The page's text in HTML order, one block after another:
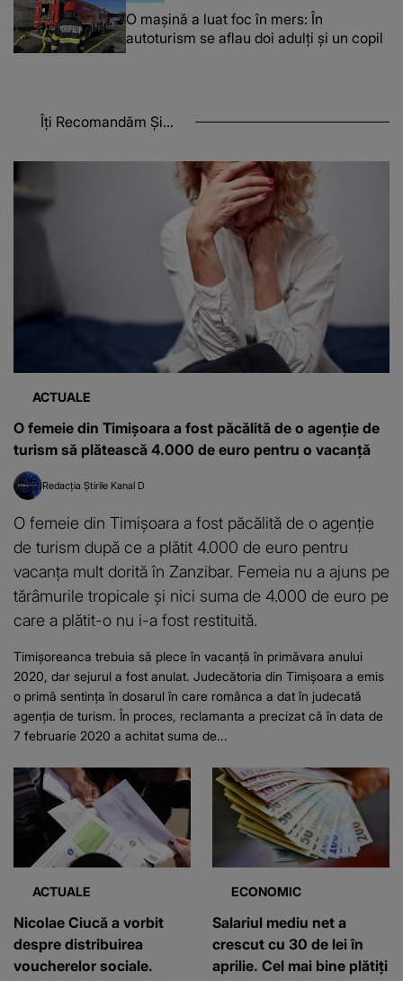
O maşină a luat foc în mers: În
autoturism se aflau doi adulți și un copil
Îți Recomandăm Și...
ACTUALE
O femeie din Timișoara a fost păcălită de o agenție de
turism să plătească 4.000 de euro pentru o vacanță
Redacția Știrile Kanal D
O femeie din Timișoara a fost păcălită de o agenție
de turism după ce a plătit 4.000 de euro pentru
vacanța mult dorită în Zanzibar. Femeia nu a ajuns pe
tărâmurile tropicale și nici suma de 4.000 de euro pe
care a plătit-o nu i-a fost restituită.
Timișoreanca trebuia să plece în vacanță în primăvara anului
2020, dar sejurul a fost anulat. Judecătoria din Timişoara a emis
o primă sentința în dosarul în care românca a dat în judecată
agenţia de turism. În proces, reclamanta a precizat că în data de
7 februarie 2020 a achitat suma de...
ACTUALE
Nicolae Ciucă a vorbit
despre distribuirea
voucherelor sociale.
ECONOMIC
Salariul mediu net a
crescut cu 30 de lei în
aprilie. Cel mai bine plătiți